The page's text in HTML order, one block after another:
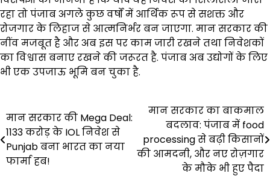
रहा तो पंजाब अगले कुछ वर्षों में आर्थिक रूप से सशक्त और
रोजगार के लिहाज से आत्मनिर्भर बन जाएगा. मान सरकार की
नींव मजबूत है और अब इस पर काम जारी रखने तथा निवेशकों
का विश्वास बनाए रखने की जरूरत है. पंजाब अब उद्योगों के लिए
भी एक उपजाऊ भूमि बन चुका है.
Post
navigation
मान सरकार की Mega Deal:
₹1133 करोड़ के IOL निवेश से
Punjab बना भारत का नया
फार्मा हब!
मान सरकार का बाकमाल
बदलाव: पंजाब में food
processing से बढ़ी किसानों
की आमदनी, और नए रोज़गार
के मौके भी हुए पैदा